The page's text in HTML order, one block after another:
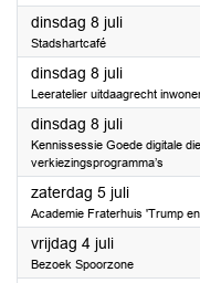
dinsdag 8 juli2025
Stadshartcafé
dinsdag 8 juli2025
Leeratelier uitdaagrecht
dinsdag 8 juli2025
Kennissessie Goede digitale
verkiezingsprogramma’s
zaterdag 5 juli2025
Academie Fraterhuis 'Trump
vrijdag 4 juli2025
Bezoek Spoorzone